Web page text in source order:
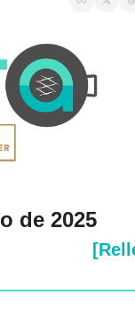
de 2025